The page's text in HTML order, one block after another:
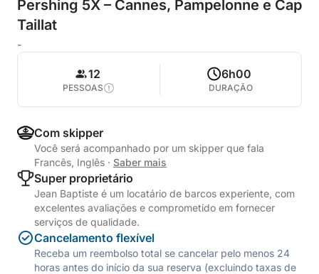
Pershing 5X – Cannes, Pampelonne e Cap
Taillat
-
12
PESSOAS
6h00
DURAÇÃO
Com skipper
Você será acompanhado por um skipper que fala
Francês, Inglês · Saber mais
Super proprietário
Jean Baptiste é um locatário de barcos experiente, com
excelentes avaliações e comprometido em fornecer
serviços de qualidade.
Cancelamento flexível
Receba um reembolso total se cancelar pelo menos 24
horas antes do início da sua reserva (excluindo taxas de